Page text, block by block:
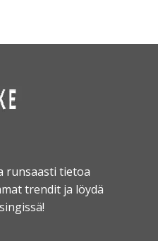
runsaasti tietoa
trendit ja löydä